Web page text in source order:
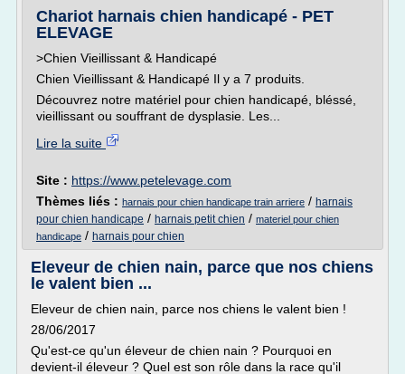
Chariot harnais chien handicapé - PET
ELEVAGE
>Chien Vieillissant & Handicapé
Chien Vieillissant & Handicapé Il y a 7 produits.
Découvrez notre matériel pour chien handicapé, bléssé,
vieillissant ou souffrant de dysplasie. Les...
Lire la suite
Site : https://www.petelevage.com
Thèmes liés : harnais pour chien handicape train arriere / harnais
pour chien handicape / harnais petit chien / materiel pour chien
handicape / harnais pour chien
Eleveur de chien nain, parce que nos chiens
le valent bien ...
Eleveur de chien nain, parce nos chiens le valent bien !
28/06/2017
Qu'est-ce qu'un éleveur de chien nain ? Pourquoi en
devient-il éleveur ? Quel est son rôle dans la race qu'il